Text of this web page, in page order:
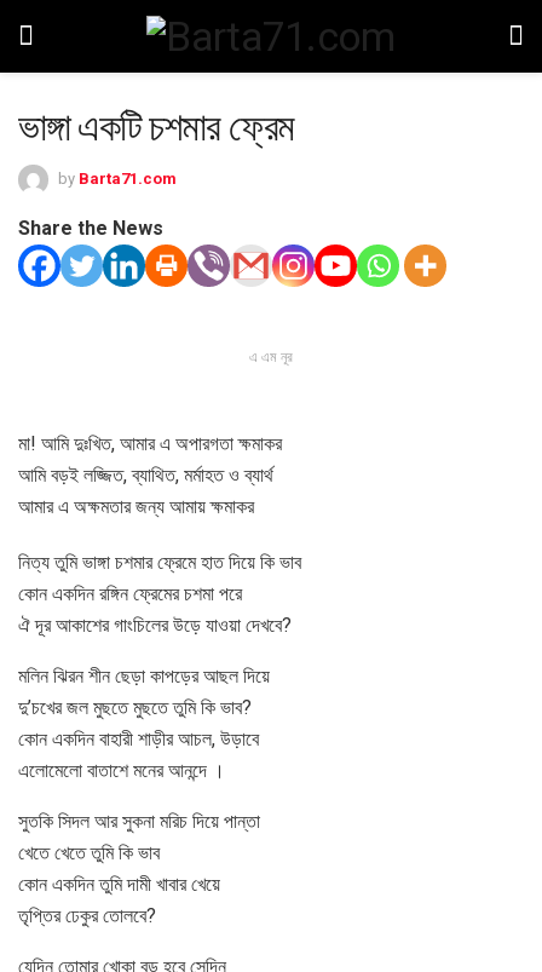
ভাঙ্গা একটি চশমার ফ্রেম
by Barta71.com
Share the News
এ এম নূর
মা! আমি দুঃখিত, আমার এ অপারগতা ক্ষমাকর
আমি বড়ই লজ্জিত, ব্যাথিত, মর্মাহত ও ব্যার্থ
আমার এ অক্ষমতার জন্য আমায় ক্ষমাকর
নিত্য তুমি ভাঙ্গা চশমার ফ্রেমে হাত দিয়ে কি ভাব
কোন একদিন রঙ্গিন ফ্রেমের চশমা পরে
ঐ দূর আকাশের গাংচিলের উড়ে যাওয়া দেখবে?
মলিন ঝিরন শীন ছেড়া কাপড়ের আছল দিয়ে
দু’চখের জল মুছতে মুছতে তুমি কি ভাব?
কোন একদিন বাহারী শাড়ীর আচল, উড়াবে
এলোমেলো বাতাশে মনের আনন্দে ।
সুতকি সিদল আর সুকনা মরিচ দিয়ে পান্তা
খেতে খেতে তুমি কি ভাব
কোন একদিন তুমি দামী খাবার খেয়ে
তৃপ্তির ঢেকুর তোলবে?
যেদিন তোমার খোকা বড় হবে সেদিন